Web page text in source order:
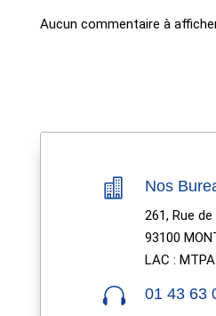
Aucun commentaire à
 Nos
261, Rue
93100
LAC : MTPA
 01 43 63